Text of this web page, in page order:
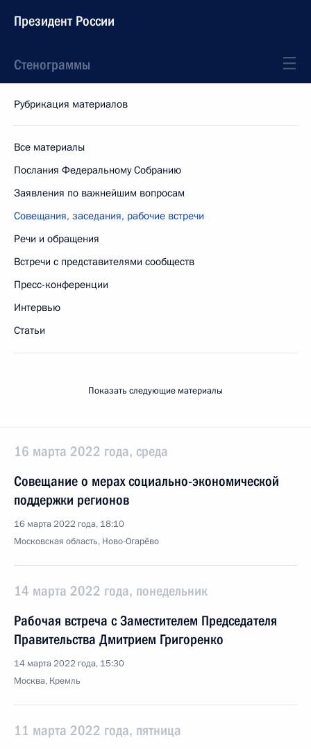
Президент России
Стенограммы
Рубрикация материалов
Все материалы
Послания Федеральному Собранию
Заявления по важнейшим вопросам
Совещания, заседания, рабочие встречи
Речи и обращения
Встречи с представителями сообществ
Пресс-конференции
Интервью
Статьи
Показать следующие материалы
16 марта 2022 года, среда
Совещание о мерах социально-экономической
поддержки регионов
16 марта 2022 года, 18:10
Московская область, Ново-Огарёво
14 марта 2022 года, понедельник
Рабочая встреча с Заместителем Председателя
Правительства Дмитрием Григоренко
14 марта 2022 года, 15:30
Москва, Кремль
11 марта 2022 года, пятница